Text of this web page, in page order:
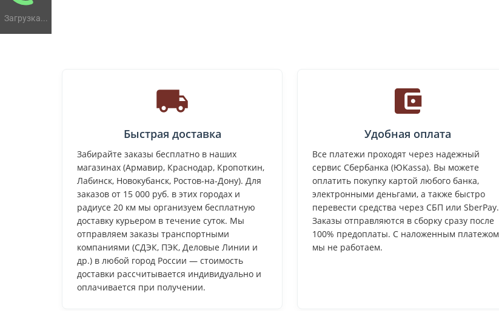
Загрузка...
Быстрая доставка
Забирайте заказы бесплатно в наших
магазинах (Армавир, Краснодар, Кропоткин,
Лабинск, Новокубанск, Ростов-на-Дону). Для
заказов от 15 000 руб. в этих городах и
радиусе 20 км мы организуем бесплатную
доставку курьером в течение суток. Мы
отправляем заказы транспортными
компаниями (СДЭК, ПЭК, Деловые Линии и
др.) в любой город России — стоимость
доставки рассчитывается индивидуально и
оплачивается при получении.
Удобная оплата
Все платежи проходят через надежный
сервис Сбербанка (ЮKassa). Вы можете
оплатить покупку картой любого банка,
электронными деньгами, а также быстро
перевести средства через СБП или SberPay.
Заказы отправляются в сборку сразу после
100% предоплаты. С наложенным платежом
мы не работаем.